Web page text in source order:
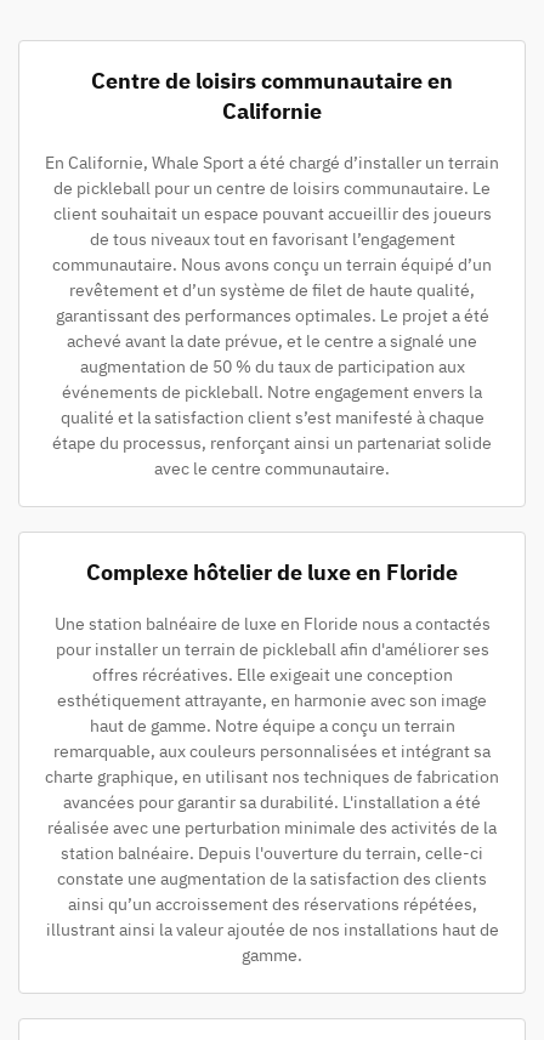
Centre de loisirs communautaire en
Californie
En Californie, Whale Sport a été chargé d’installer un terrain
de pickleball pour un centre de loisirs communautaire. Le
client souhaitait un espace pouvant accueillir des joueurs
de tous niveaux tout en favorisant l’engagement
communautaire. Nous avons conçu un terrain équipé d’un
revêtement et d’un système de filet de haute qualité,
garantissant des performances optimales. Le projet a été
achevé avant la date prévue, et le centre a signalé une
augmentation de 50 % du taux de participation aux
événements de pickleball. Notre engagement envers la
qualité et la satisfaction client s’est manifesté à chaque
étape du processus, renforçant ainsi un partenariat solide
avec le centre communautaire.
Complexe hôtelier de luxe en Floride
Une station balnéaire de luxe en Floride nous a contactés
pour installer un terrain de pickleball afin d'améliorer ses
offres récréatives. Elle exigeait une conception
esthétiquement attrayante, en harmonie avec son image
haut de gamme. Notre équipe a conçu un terrain
remarquable, aux couleurs personnalisées et intégrant sa
charte graphique, en utilisant nos techniques de fabrication
avancées pour garantir sa durabilité. L'installation a été
réalisée avec une perturbation minimale des activités de la
station balnéaire. Depuis l'ouverture du terrain, celle-ci
constate une augmentation de la satisfaction des clients
ainsi qu’un accroissement des réservations répétées,
illustrant ainsi la valeur ajoutée de nos installations haut de
gamme.